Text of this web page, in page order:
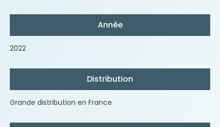
Année
2022
Distribution
Grande distribution en France